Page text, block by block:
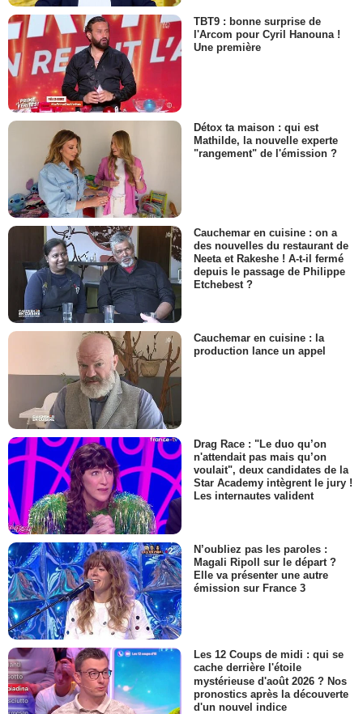
TBT9 : bonne surprise de
l'Arcom pour Cyril Hanouna !
Une première
Détox ta maison : qui est
Mathilde, la nouvelle experte
"rangement" de l'émission ?
Cauchemar en cuisine : on a
des nouvelles du restaurant de
Neeta et Rakeshe ! A-t-il fermé
depuis le passage de Philippe
Etchebest ?
Cauchemar en cuisine : la
production lance un appel
Drag Race : "Le duo qu’on
n'attendait pas mais qu’on
voulait", deux candidates de la
Star Academy intègrent le jury !
Les internautes valident
N’oubliez pas les paroles :
Magali Ripoll sur le départ ?
Elle va présenter une autre
émission sur France 3
Les 12 Coups de midi : qui se
cache derrière l'étoile
mystérieuse d'août 2026 ? Nos
pronostics après la découverte
d'un nouvel indice